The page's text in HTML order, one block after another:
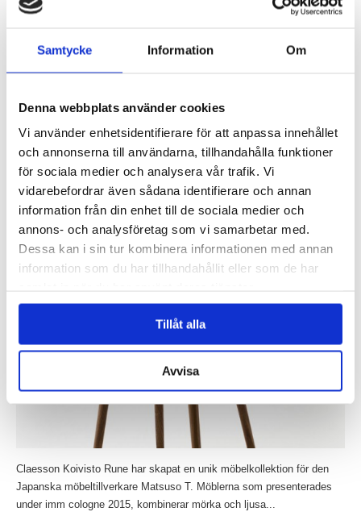
Samtycke Information Om
Denna webbplats använder cookies
Vi använder enhetsidentifierare för att anpassa innehållet
och annonserna till användarna, tillhandahålla funktioner
för sociala medier och analysera vår trafik. Vi
vidarebefordrar även sådana identifierare och annan
information från din enhet till de sociala medier och
annons- och analysföretag som vi samarbetar med.
Dessa kan i sin tur kombinera informationen med annan
information som du har tillhandahållit eller som de har
Tillåt alla
Avvisa
Engblad & Co, från Eco Wallpaper, har vunnit en utmärkelse i 2015
års upplaga av Wallpaper* Design Award för tapeten Blur, med design
Läs mer »
Claesson Koivisto Rune gör randig möbelkollektion
för Matsuso T
.
Claesson Koivisto Rune har skapat en unik möbelkollektion för den
Japanska möbeltillverkare Matsuso T. Möblerna som presenterades
under imm cologne 2015, kombinerar mörka och ljusa...